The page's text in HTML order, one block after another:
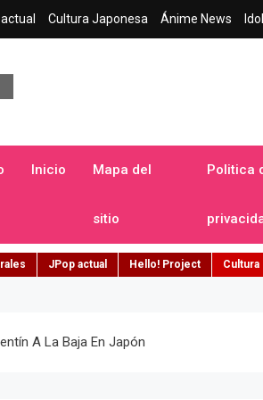
Cultura Japonesa Ánime News
Inicio Mapa del
sitio
Politica
JPop actual Hello! Project Cultura
A La Baja En Japón